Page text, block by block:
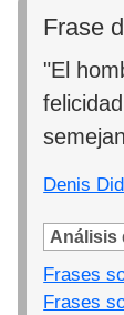
Frase
"El
Denis
Análisis
Frases
Frases